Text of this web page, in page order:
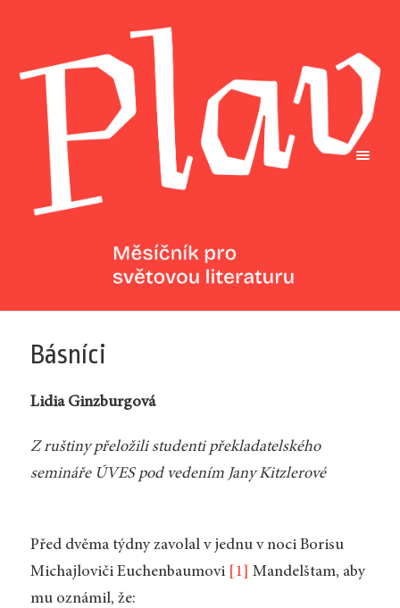
Básníci
Lidia Ginzburgová
Z ruštiny přeložili studenti překladatelského
semináře ÚVES pod vedením Jany Kitzlerové
Před dvěma týdny zavolal v jednu v noci Borisu
Michajloviči Euchenbaumovi
[1]
Mandelštam, aby
mu oznámil, že: